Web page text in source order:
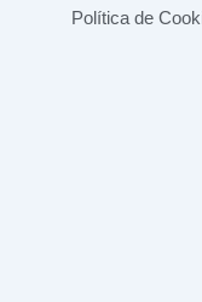
Política de